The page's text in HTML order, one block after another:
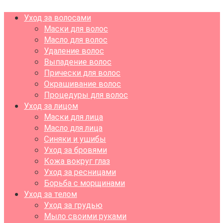
Уход за волосами
Маски для волос
Масло для волос
Удаление волос
Выпадение волос
Прически для волос
Окрашивание волос
Процедуры для волос
Уход за лицом
Маски для лица
Масло для лица
Синяки и ушибы
Уход за бровями
Кожа вокруг глаз
Уход за ресницами
Борьба с морщинами
Уход за телом
Уход за грудью
Мыло своими руками